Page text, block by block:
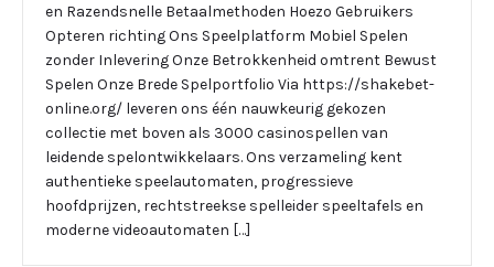
en Razendsnelle Betaalmethoden Hoezo Gebruikers
Opteren richting Ons Speelplatform Mobiel Spelen
zonder Inlevering Onze Betrokkenheid omtrent Bewust
Spelen Onze Brede Spelportfolio Via https://shakebet-
online.org/ leveren ons één nauwkeurig gekozen
collectie met boven als 3000 casinospellen van
leidende spelontwikkelaars. Ons verzameling kent
authentieke speelautomaten, progressieve
hoofdprijzen, rechtstreekse spelleider speeltafels en
moderne videoautomaten […]